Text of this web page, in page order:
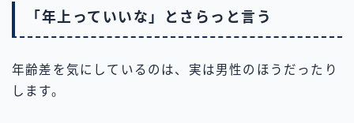
「年上っていいな」とさらっと言う
年齢差を気にしているのは、実は男性のほうだったり
します。